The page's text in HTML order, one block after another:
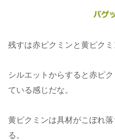
残すは赤ピクミンと黄ピクミ
シルエットからすると赤ピ
ている感じだな。
黄ピクミンは具材がこぼれ
る。